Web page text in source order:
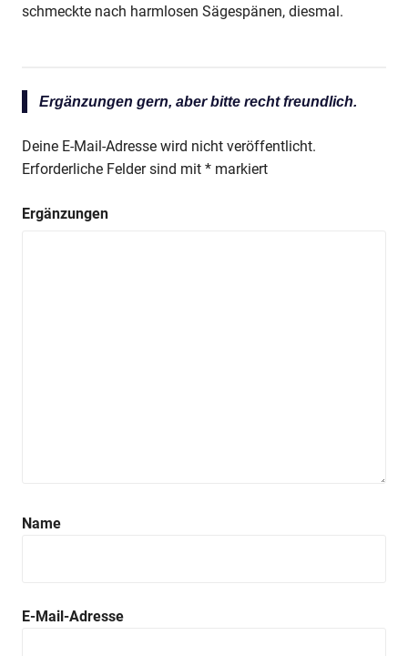
schmeckte nach harmlosen Sägespänen, diesmal.
Ergänzungen gern, aber bitte recht freundlich.
Deine E-Mail-Adresse wird nicht veröffentlicht.
Erforderliche Felder sind mit * markiert
Ergänzungen
Name
E-Mail-Adresse